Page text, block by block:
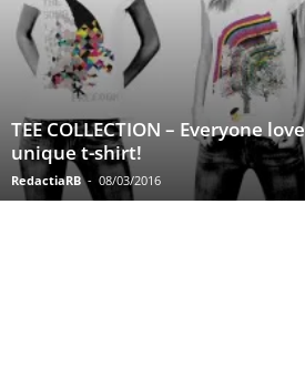
TEE COLLECTION – Everyone
unique t-shirt!
RedactiaRB - 08/03/2016